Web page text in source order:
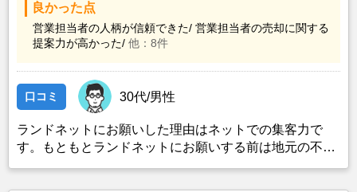
良かった点
営業担当者の人柄が信頼できた/ 営業担当者の売却に関する
提案力が高かった/ 他：8件
口コミ 30代/男性
ランドネットにお願いした理由はネットでの集客力で
す。もともとランドネットにお願いする前は地元の不動